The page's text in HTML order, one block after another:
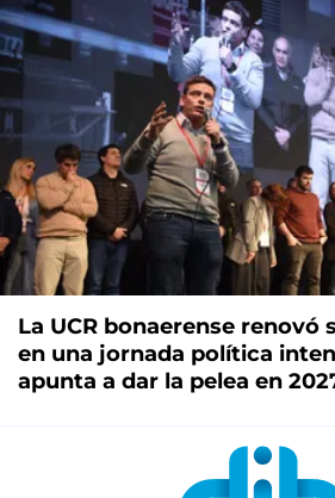
La UCR bonaerense renovó
en una jornada política
apunta a dar la pelea en